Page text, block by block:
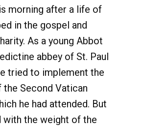
morning after a life of
in the gospel and
As a young Abbot
abbey of St. Paul
tried to implement the
Second Vatican
he had attended. But
with the weight of the